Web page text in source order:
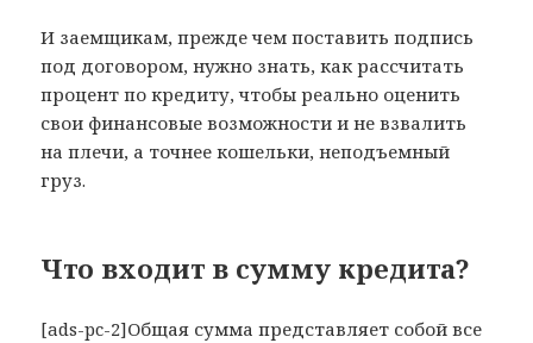
И заемщикам, прежде чем поставить подпись
под договором, нужно знать, как рассчитать
процент по кредиту, чтобы реально оценить
свои финансовые возможности и не взвалить
на плечи, а точнее кошельки, неподъемный
груз.
Что входит в сумму кредита?
[ads-pc-2]Общая сумма представляет собой все